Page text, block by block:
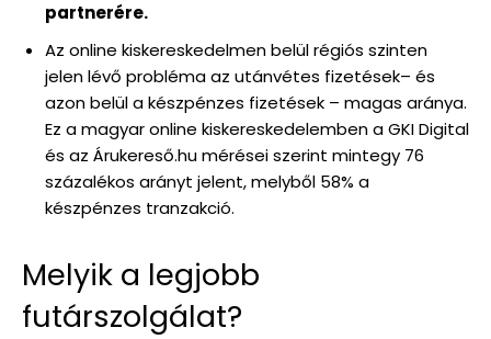
partnerére.
Az online kiskereskedelmen belül régiós szinten
jelen lévő probléma az utánvétes fizetések– és
azon belül a készpénzes fizetések – magas aránya.
Ez a magyar online kiskereskedelemben a GKI Digital
és az Árukereső.hu mérései szerint mintegy 76
százalékos arányt jelent, melyből 58% a
készpénzes tranzakció.
Melyik a legjobb
futárszolgálat?